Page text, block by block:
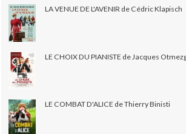
LA VENUE DE L'AVENIR de Cédric Klapisch
LE CHOIX DU PIANISTE de Jacques
LE COMBAT D'ALICE de Thierry Binisti